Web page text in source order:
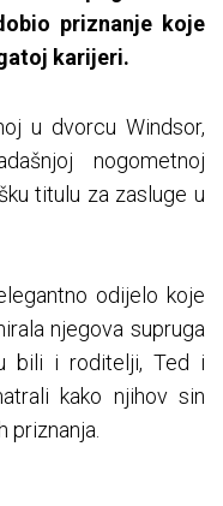
priznanje koje
karijeri.
u dvorcu Windsor,
nogometnoj
titulu za zasluge u
odijelo koje
njegova supruga
bili i roditelji, Ted i
kako njihov sin
priznanja.